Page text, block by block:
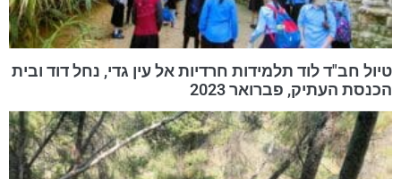
טיול חב"ד לוד תלמידות חרדיות אל עין גדי, נחל דוד ובית
הכנסת העתיק, פברואר 2023